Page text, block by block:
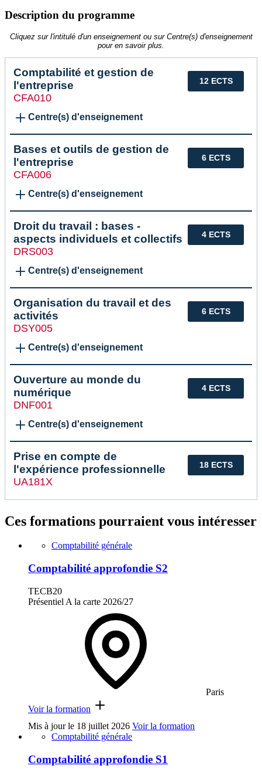
Description du programme
Cliquez sur l'intitulé d'un enseignement ou sur Centre(s) d'enseignement
pour en savoir plus.
12 ECTS
Comptabilité et gestion de
l'entreprise
CFA010
Centre(s) d'enseignement
6 ECTS
Bases et outils de gestion de
l'entreprise
CFA006
Centre(s) d'enseignement
4 ECTS
Droit du travail : bases -
aspects individuels et collectifs
DRS003
Centre(s) d'enseignement
6 ECTS
Organisation du travail et des
activités
DSY005
Centre(s) d'enseignement
4 ECTS
Ouverture au monde du
numérique
DNF001
Centre(s) d'enseignement
18 ECTS
Prise en compte de
l'expérience professionnelle
UA181X
Ces formations pourraient vous intéresser
Comptabilité générale
Comptabilité approfondie S2
TECB20
Présentiel A la carte 2026/27
Paris
Voir la formation
Mis à jour le 18 juillet 2026 Voir la formation
Comptabilité générale
Comptabilité approfondie S1